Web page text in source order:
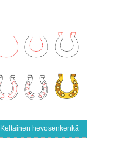
Keltainen hevosenkenkä